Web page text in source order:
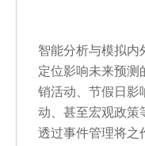
智能分析与模拟内
定位影响未来预测
销活动、节假日影
动、甚至宏观政策
透过事件管理将之